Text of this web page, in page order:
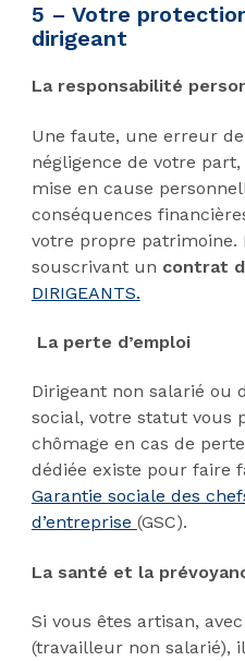
5 – Votre
dirigeant
La responsabilité
Une faute, une erreur
négligence de votre
mise en cause
conséquences
votre propre patrimoine.
souscrivant un contrat
DIRIGEANTS.
La perte d’emploi
Dirigeant non salarié ou
social, votre statut vous
chômage en cas de
dédiée existe pour faire
Garantie sociale des
d’entreprise (GSC).
La santé et la
Si vous êtes artisan,
(travailleur non salarié),